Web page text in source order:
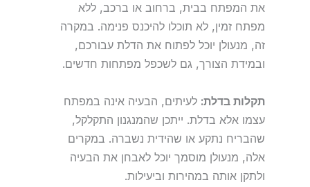
את המפתח בבית, ברחוב או ברכב, ללא
מפתח זמין, לא תוכלו להיכנס פנימה. במקרה
זה, מנעולן יוכל לפתוח את הדלת עבורכם,
ובמידת הצורך, גם לשכפל מפתחות חדשים.
תקלות בדלת: לעיתים, הבעיה אינה במפתח
עצמו אלא בדלת. ייתכן שהמנגנון התקלקל,
שהבריח נתקע או שהידית נשברה. במקרים
אלה, מנעולן מוסמך יוכל לאבחן את הבעיה
ולתקן אותה במהירות וביעילות.